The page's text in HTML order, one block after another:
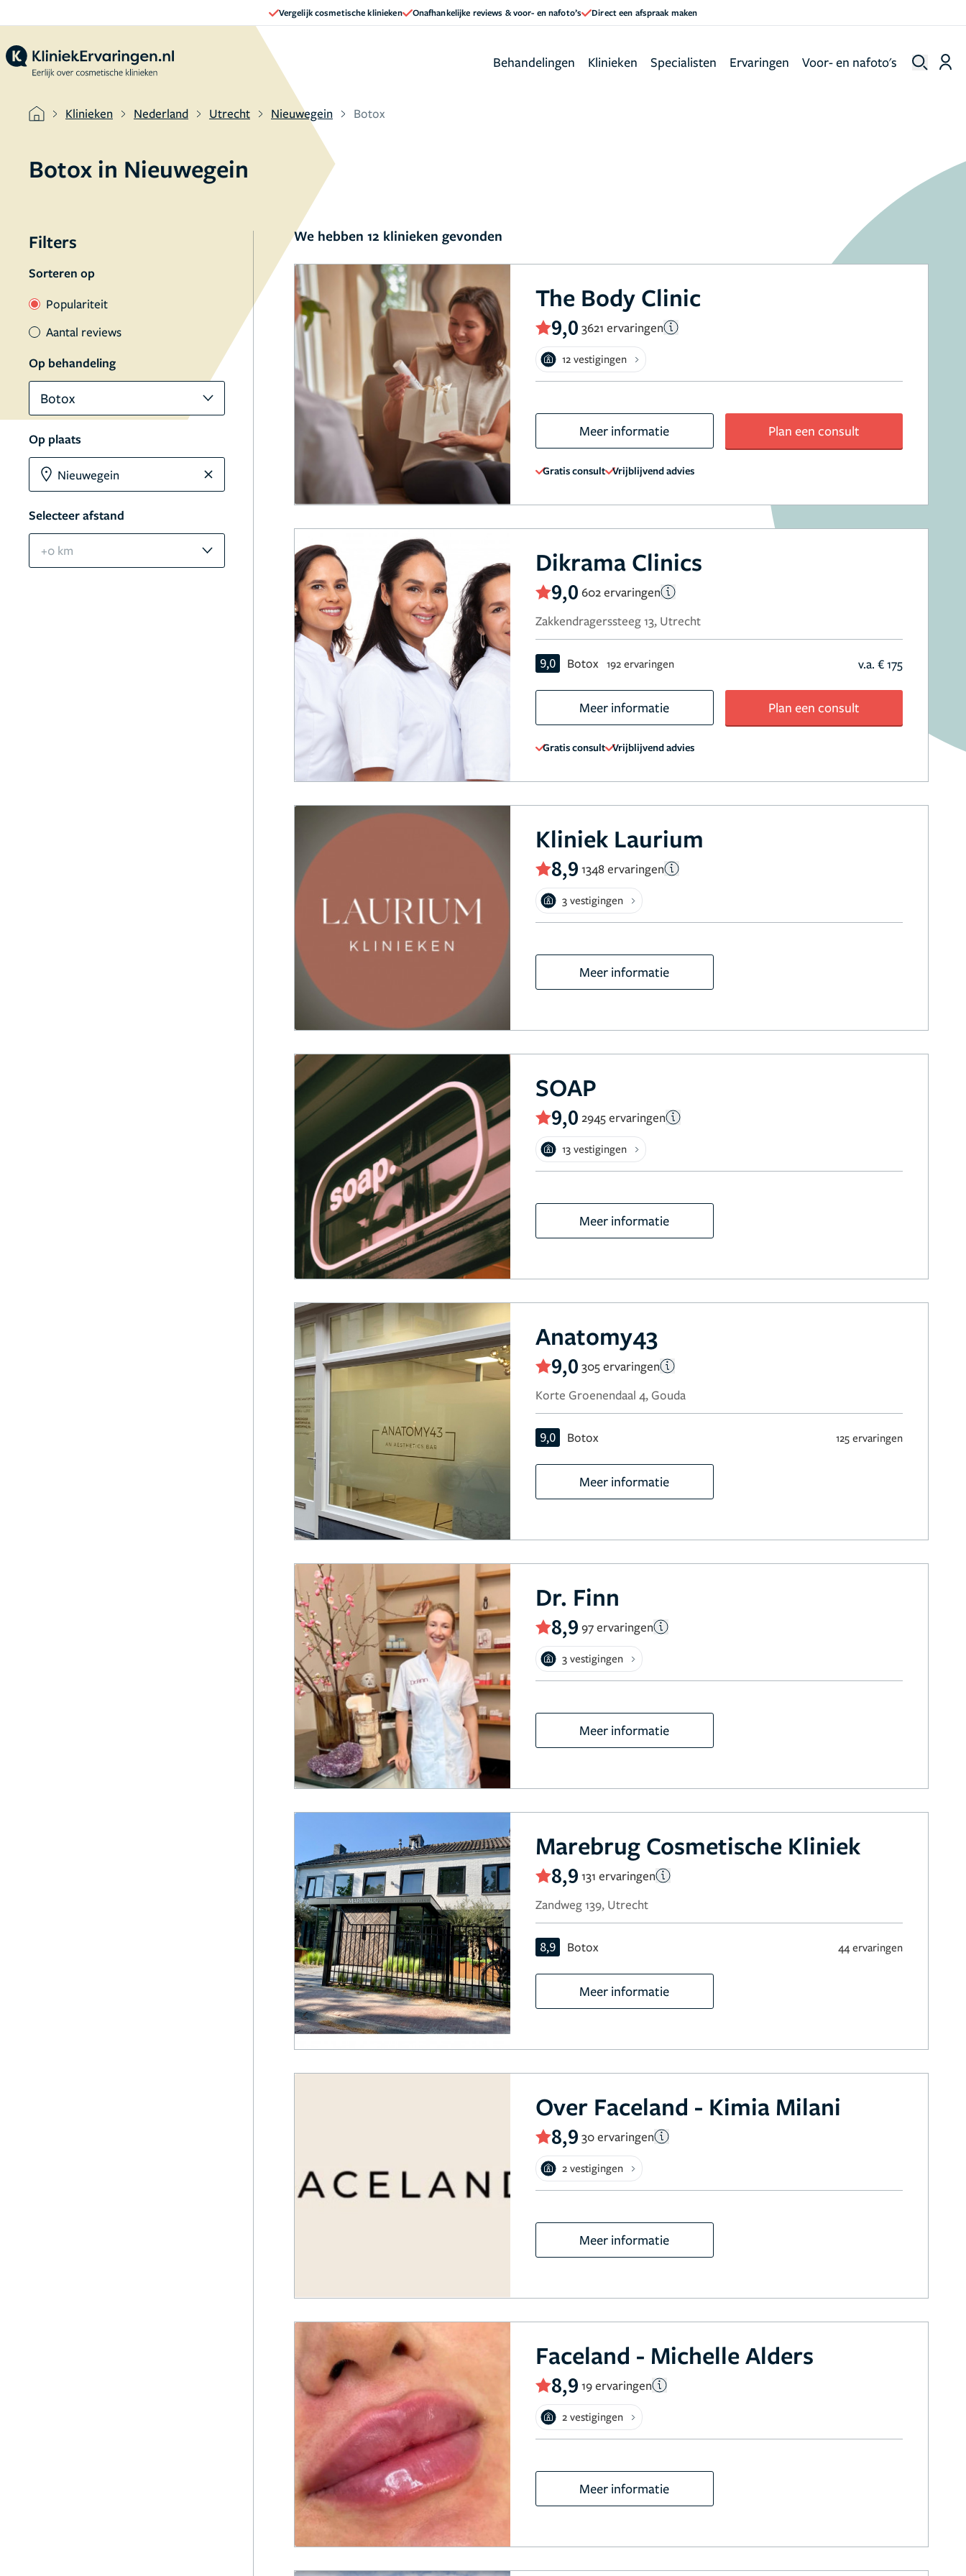
Vergelijk cosmetische klinieken Onafhankelijke reviews & voor- en nafoto’s Direct een afspraak maken
Behandelingen Klinieken Specialisten Ervaringen Voor- en nafoto's
Klinieken Nederland Utrecht Nieuwegein Botox
Botox in Nieuwegein
Filters
Sorteren op
Populariteit
Aantal reviews
Op behandeling
Botox
Op plaats
Selecteer afstand
+0 km
We hebben 12 klinieken gevonden
The Body Clinic
9,0 3621 ervaringen
12 vestigingen
Meer informatie Plan een consult
Gratis consult Vrijblijvend advies
Dikrama Clinics
9,0 602 ervaringen
Zakkendragerssteeg 13, Utrecht
9,0 Botox 192 ervaringen v.a. € 175
Meer informatie Plan een consult
Gratis consult Vrijblijvend advies
Kliniek Laurium
8,9 1348 ervaringen
3 vestigingen
Meer informatie
SOAP
9,0 2945 ervaringen
13 vestigingen
Meer informatie
Anatomy43
9,0 305 ervaringen
Korte Groenendaal 4, Gouda
9,0 Botox 125 ervaringen
Meer informatie
Dr. Finn
8,9 97 ervaringen
3 vestigingen
Meer informatie
Marebrug Cosmetische Kliniek
8,9 131 ervaringen
Zandweg 139, Utrecht
8,9 Botox 44 ervaringen
Meer informatie
Over Faceland - Kimia Milani
8,9 30 ervaringen
2 vestigingen
Meer informatie
Faceland - Michelle Alders
8,9 19 ervaringen
2 vestigingen
Meer informatie